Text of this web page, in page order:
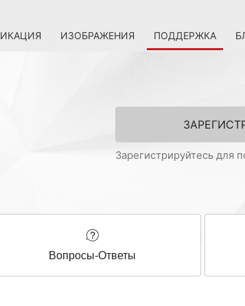
ИЗОБРАЖЕНИЯ ПОДДЕРЖКА
Зарегистрируйтесь для
Вопросы-Ответы